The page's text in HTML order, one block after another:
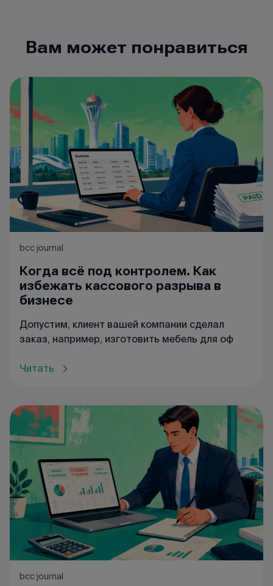
Вам может понравиться
bcc journal
Когда всё под контролем. Как
избежать кассового разрыва в
бизнесе
Допустим, клиент вашей компании сделал
заказ, например, изготовить мебель для оф
Читать
bcc journal